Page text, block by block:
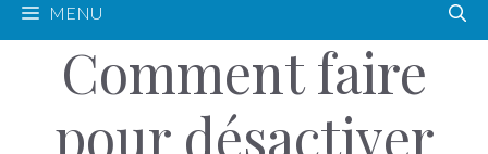
MENU
Comment faire
pour désactiver